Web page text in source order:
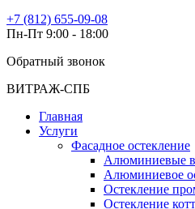
+7 (812) 655-09-08
Пн-Пт 9:00 - 18:00
Обратный звонок
ВИТРАЖ-СПБ
Главная
Услуги
Фасадное остекление
Алюминиевые
Алюминиевое
Остекление
Остекление